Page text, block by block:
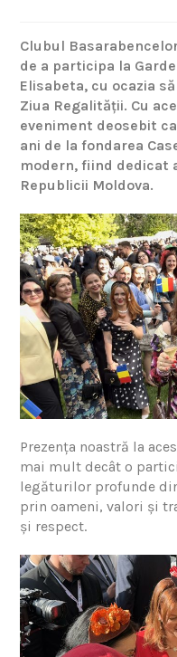
Clubul
de a participa la
Elisabeta, cu ocazia
Ziua Regalității. Cu
eveniment deosebit
ani de la fondarea
modern, fiind dedicat
Republicii Moldova.
Prezența noastră la
mai mult decât o
legăturilor profunde
prin oameni, valori și
și respect.